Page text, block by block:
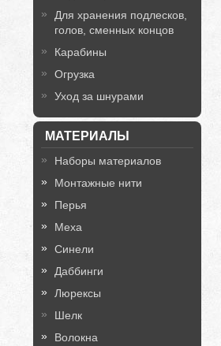
Для хранения подлесков,
голов, сменных концов
Карабины
Огрузка
Уход за шнурами
МАТЕРИАЛЫ
Наборы материалов
Монтажные нити
Перья
Меха
Синели
Даббинги
Люрексы
Шелк
Волокна